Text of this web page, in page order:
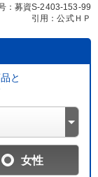
：募資S-2403-153-99
引用：公式ＨＰ
と
女性